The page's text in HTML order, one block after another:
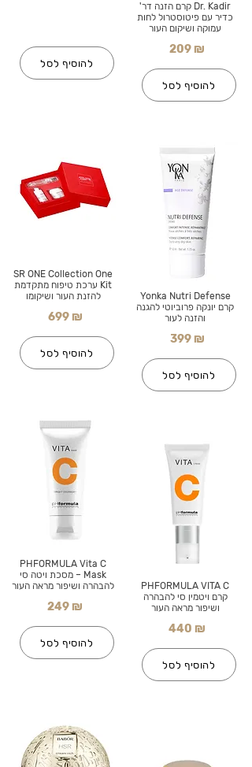
להוסיף לסל
SR ONE Collection One
Kit ערכת טיפוח מתקדמת
להזנת העור ושיקומו
699 ₪
להוסיף לסל
PHFORMULA Vita C
Mask – מסכת ויטה סי
להבהרה ושיפור מראה העור
249 ₪
להוסיף לסל
Dr. Kadir קרם הזנה דר'
כדיר עם פיטוסטרול לחות
עמוקה ושיקום העור
209 ₪
להוסיף לסל
Yonka Nutri Defense
קרם יונקה פרוביוטי להגנה
והזנה לעור
399 ₪
להוסיף לסל
PHFORMULA VITA C
קרם ויטמין סי להבהרה
ושיפור מראה העור
440 ₪
להוסיף לסל